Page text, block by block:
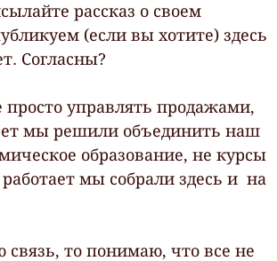
рассказ о своем
(если вы хотите) здесь
Согласны?
просто управлять продажами,
мы решили объединить наш
образование, не курсы
мы собрали здесь и  на
то понимаю, что все не